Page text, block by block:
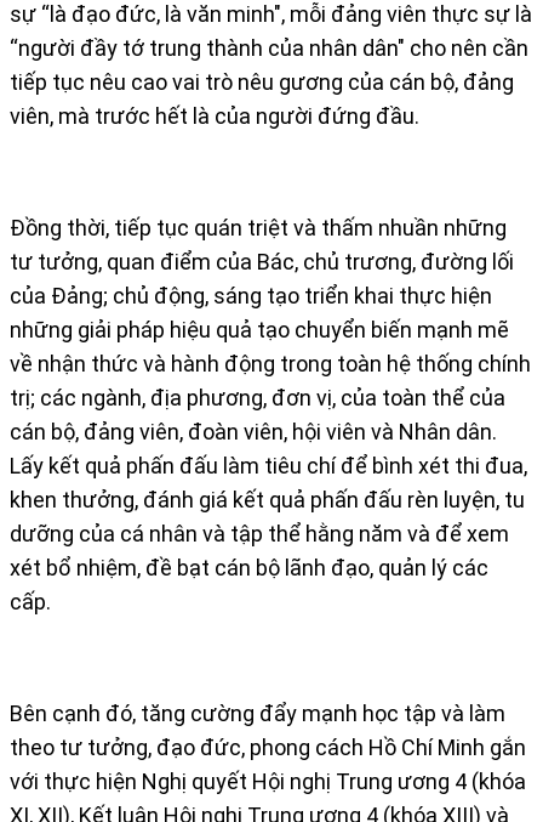
sự “là đạo đức, là văn minh", mỗi đảng viên thực sự là
“người đầy tớ trung thành của nhân dân" cho nên cần
tiếp tục nêu cao vai trò nêu gương của cán bộ, đảng
viên, mà trước hết là của người đứng đầu.
Đồng thời, tiếp tục quán triệt và thấm nhuần những
tư tưởng, quan điểm của Bác, chủ trương, đường lối
của Đảng; chủ động, sáng tạo triển khai thực hiện
những giải pháp hiệu quả tạo chuyển biến mạnh mẽ
về nhận thức và hành động trong toàn hệ thống chính
trị; các ngành, địa phương, đơn vị, của toàn thể của
cán bộ, đảng viên, đoàn viên, hội viên và Nhân dân.
Lấy kết quả phấn đấu làm tiêu chí để bình xét thi đua,
khen thưởng, đánh giá kết quả phấn đấu rèn luyện, tu
dưỡng của cá nhân và tập thể hằng năm và để xem
xét bổ nhiệm, đề bạt cán bộ lãnh đạo, quản lý các
cấp.
Bên cạnh đó, tăng cường đẩy mạnh học tập và làm
theo tư tưởng, đạo đức, phong cách Hồ Chí Minh gắn
với thực hiện Nghị quyết Hội nghị Trung ương 4 (khóa
XI, XII), Kết luận Hội nghị Trung ương 4 (khóa XIII) và